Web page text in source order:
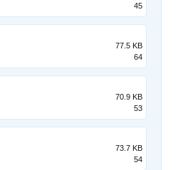
45
77.5 KB
64
70.9 KB
53
73.7 KB
54